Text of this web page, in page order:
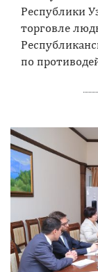
Республики
торговле
по